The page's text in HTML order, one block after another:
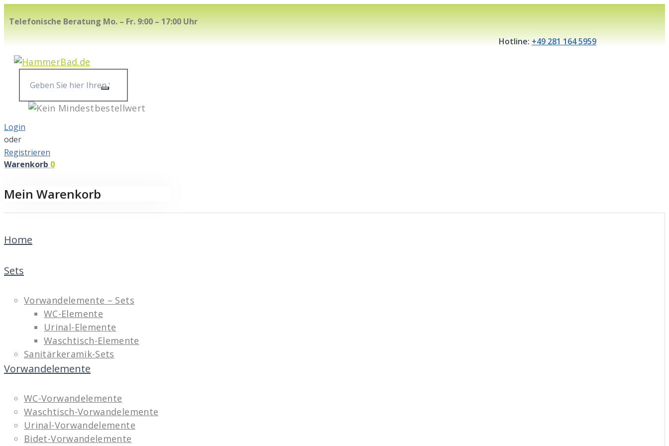
Skip
to
content
Telefonische Beratung Mo. – Fr. 9:00 – 17:00 Uhr
Hotline: +49 281 164 5959
Sie
hier
Ihren
Suchbegriff
ein...
Login
oder
Registrieren
Warenkorb 0
Mein Warenkorb
Home
Sets
Vorwandelemente – Sets
WC-Elemente
Urinal-Elemente
Waschtisch-Elemente
Sanitärkeramik-Sets
Vorwandelemente
WC-Vorwandelemente
Waschtisch-Vorwandelemente
Urinal-Vorwandelemente
Bidet-Vorwandelemente